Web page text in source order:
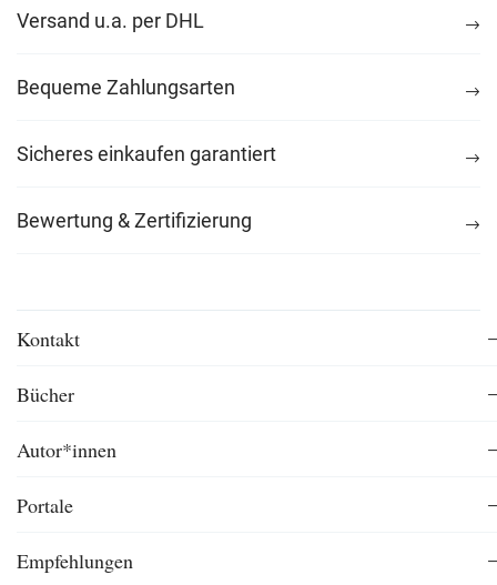
Versand u.a. per DHL
Bequeme Zahlungsarten
Sicheres einkaufen garantiert
Bewertung & Zertifizierung
Kontakt
Bücher
Autor*innen
Portale
Empfehlungen